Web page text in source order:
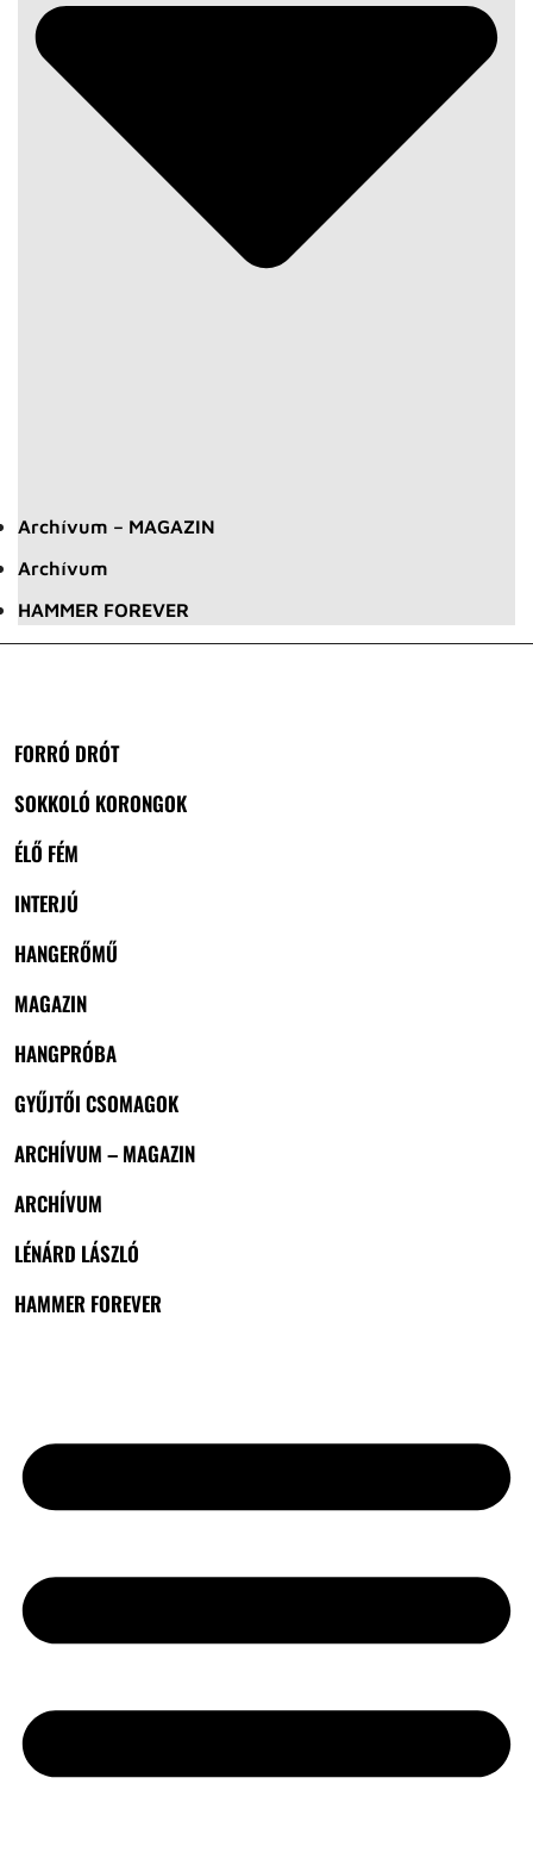
Archívum – MAGAZIN
Archívum
HAMMER FOREVER
FORRÓ DRÓT
SOKKOLÓ KORONGOK
ÉLŐ FÉM
INTERJÚ
HANGERŐMŰ
MAGAZIN
HANGPRÓBA
GYŰJTŐI CSOMAGOK
ARCHÍVUM – MAGAZIN
ARCHÍVUM
LÉNÁRD LÁSZLÓ
HAMMER FOREVER